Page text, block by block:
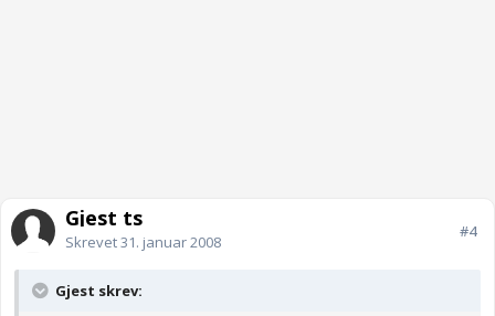
Gjest ts
Skrevet31. januar 2008
#4
Gjest skrev: